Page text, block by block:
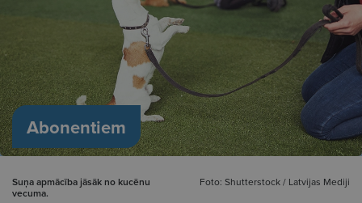
Abonentiem
Suņa apmācība jāsāk no kucēnu
vecuma.
Foto: Shutterstock / Latvijas Mediji